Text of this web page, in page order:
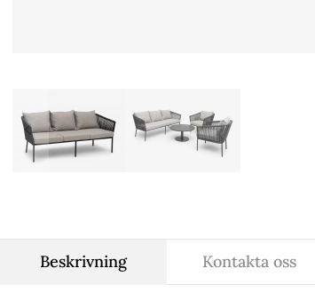
Beskrivning Kontakta oss